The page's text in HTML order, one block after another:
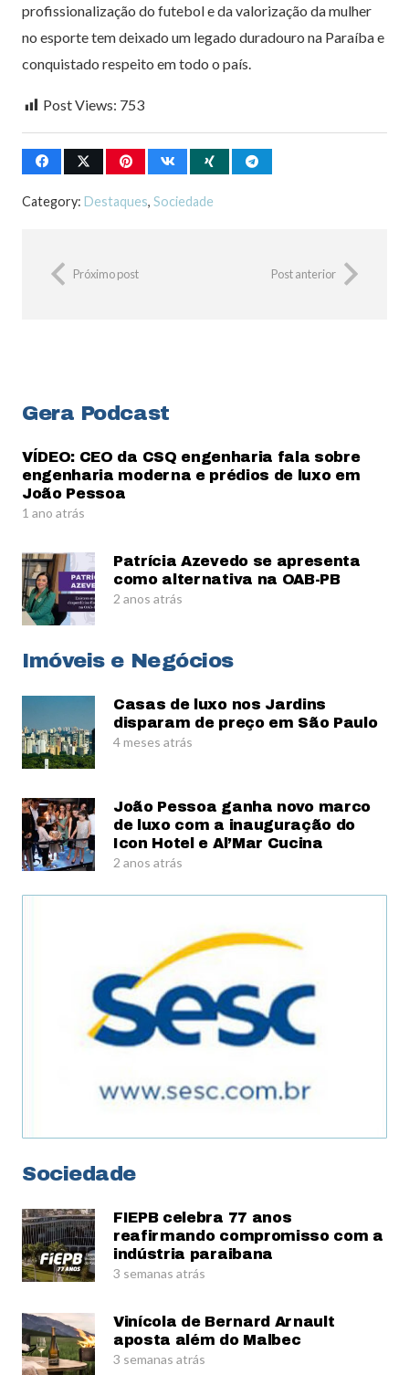
profissionalização do futebol e da valorização da mulher
no esporte tem deixado um legado duradouro na Paraíba e
conquistado respeito em todo o país.
Post Views: 753
Category: Destaques, Sociedade
Próximo post Post anterior
Gera Podcast
VÍDEO: CEO da CSQ engenharia fala sobre
engenharia moderna e prédios de luxo em
João Pessoa
1 ano atrás
Patrícia Azevedo se apresenta
como alternativa na OAB-PB
2 anos atrás
Imóveis e Negócios
Casas de luxo nos Jardins
disparam de preço em São Paulo
4 meses atrás
João Pessoa ganha novo marco
de luxo com a inauguração do
Icon Hotel e Al’Mar Cucina
2 anos atrás
Sociedade
FIEPB celebra 77 anos
reafirmando compromisso com a
indústria paraibana
3 semanas atrás
Vinícola de Bernard Arnault
aposta além do Malbec
3 semanas atrás